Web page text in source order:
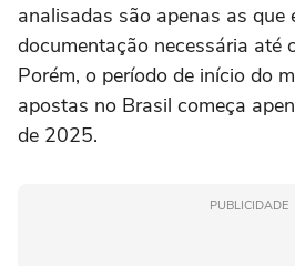
analisadas são apenas as que
documentação necessária até
Porém, o período de início do
apostas no Brasil começa
de 2025.
PUBLICIDADE